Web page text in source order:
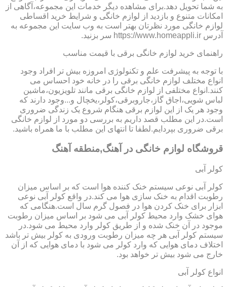
به شما تحویل دهد.برای مشاهده دیگر خدمات این مجموعه،آگاهی از
امکانات متنوع و بازدید از لوازم خانگی و شرایط خرید اقساطی
لوازم خانگی مورد نظرتان بهتر است به وب سایت این مجموعه به
آدرس https://www.homeappli.ir سر بزنید.
راهنمای خرید لوازم خانگی برقی با قیمت مناسب
با توجه به پیشرفت علم و تکنولوژی امروزه بیش تر افراد وجود
انواع مختلف لوازم خانگی برقی را در خانه خود احساس می
کنند.انواع مختلفی از لوازم خانگی برقی مانند تلویزیون،ماشین
لباس شویی،اجاق گاز،جاروبرقی،کولر،یخچال و...وجود دارند که
وجود هر یک از این لوازم برقی هنگام شروع یک زندگی ضروری
است.در این مطلب قصد داریم به بررسی دو مورد از لوازم خانگی
برقی ضروری بپردایم.لطفا تا انتهای این مطلب با ما همراه باشید.
قروشگاه لوازم خانگی در آهنگ,منطقه آهنگ
کولر آبی
کولر آبی نوعی سیستم خنک کننده هوا است که بر اساس میزان
رطوبت اقدام به خنک سازی هوا می کند.در واقع کولر آبی نوعی
ابزار برای خنک کردن هوا در فصول گرم سال است.هنگامی که
هوای خشک وارد محیط کولر آبی می شود بر اساس میزان رطوبت
موجود در آن خنک شده و از طریق کولر وارد محیط می شود.در
سیستم کولر آبی هر چه میزان رطوبت ورودی به کولر بیش تر باشد
اختلاف دمای هوایی که وارد کولر می شود با دمای هوایی که از آن
خارج می شود بیش تر خواهد بود.
انواع کولر آبی